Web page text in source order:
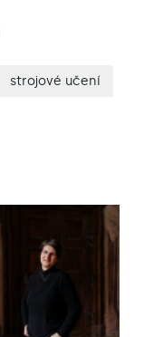
strojové učení